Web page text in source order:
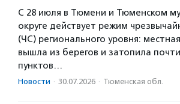
С 28 июля в Тюмени и Тюменском
округе действует режим
(ЧС) регионального уровня:
вышла из берегов и затопила
пунктов…
Новости · 30.07.2026 · Тюменская обл.